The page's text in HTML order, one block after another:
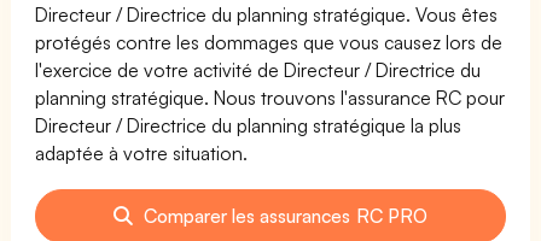
Directeur / Directrice du planning stratégique. Vous êtes
protégés contre les dommages que vous causez lors de
l'exercice de votre activité de Directeur / Directrice du
planning stratégique. Nous trouvons l'assurance RC pour
Directeur / Directrice du planning stratégique la plus
adaptée à votre situation.
Comparer les assurances RC PRO